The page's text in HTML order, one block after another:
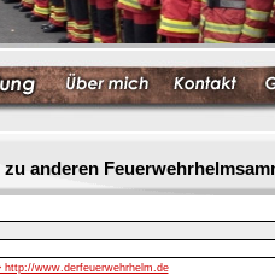
zu anderen
http://www.derfeuerwehrhelm.de